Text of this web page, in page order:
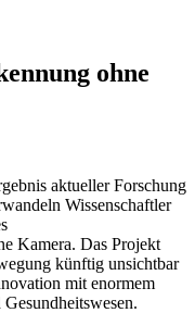
ohne
aktueller Forschung
Wissenschaftler
Kamera. Das Projekt
künftig unsichtbar
mit enormem